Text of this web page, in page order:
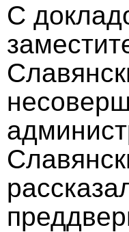
С